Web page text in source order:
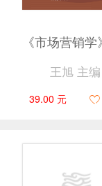
王旭 主编
39.00 元